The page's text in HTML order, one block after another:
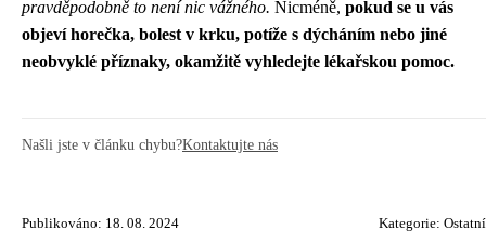
pravděpodobně to není nic vážného. Nicméně, pokud se u vás
objeví horečka, bolest v krku, potíže s dýcháním nebo jiné
neobvyklé příznaky, okamžitě vyhledejte lékařskou pomoc.
Našli jste v článku chybu?Kontaktujte nás
Publikováno: 18. 08. 2024 Kategorie: Ostatní